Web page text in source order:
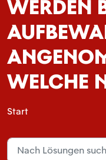
WERDEN
WELCHE
Start